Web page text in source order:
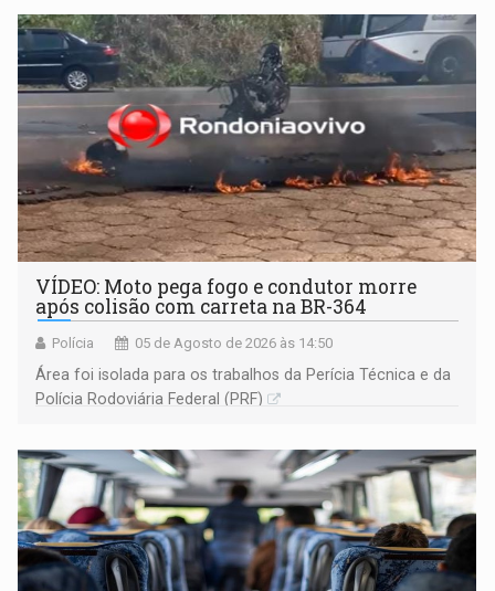
VÍDEO: Moto pega fogo e condutor morre
após colisão com carreta na BR-364
Polícia 05 de Agosto de 2026 às 14:50
Área foi isolada para os trabalhos da Perícia Técnica e da
Polícia Rodoviária Federal (PRF)